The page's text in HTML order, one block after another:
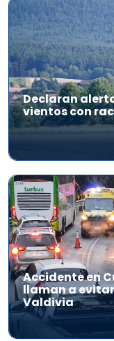
Declaran
vientos con
Accidente en
llaman a
Valdivia